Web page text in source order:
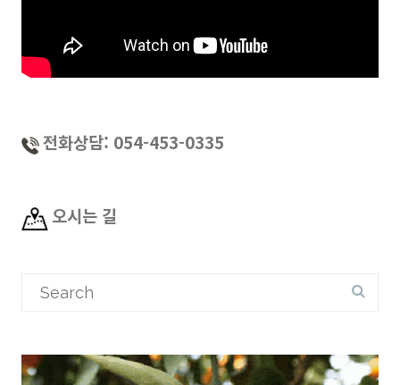
전화상담: 054-453-0335
오시는 길
for: